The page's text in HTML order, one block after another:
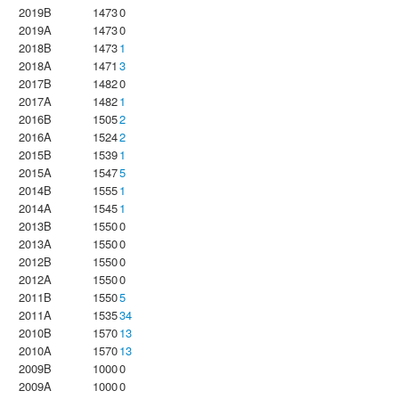
2019B
14730
2019A
14730
2018B
14731
2018A
1471 3
2017B
14820
2017A
14821
2016B
15052
2016A
15242
2015B
15391
2015A
15475
2014B
15551
2014A
15451
2013B
15500
2013A
15500
2012B
15500
2012A
15500
2011B
15505
2011A
153534
2010B
157013
2010A
157013
2009B
10000
2009A
10000